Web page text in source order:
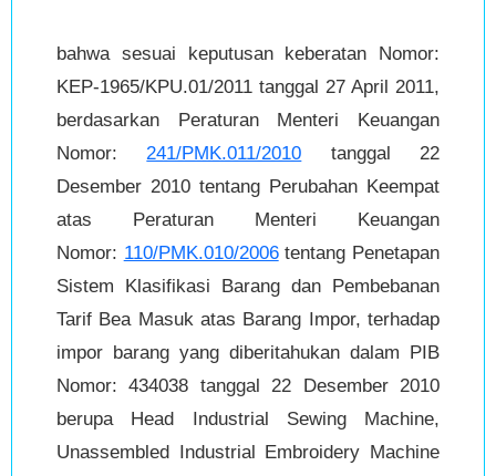
bahwa sesuai keputusan keberatan Nomor:
KEP-1965/KPU.01/2011 tanggal 27 April 2011,
berdasarkan Peraturan Menteri Keuangan
Nomor:241/PMK.011/2010 tanggal 22
Desember 2010 tentang Perubahan Keempat
atas Peraturan Menteri Keuangan
Nomor: 110/PMK.010/2006tentang Penetapan
Sistem Klasifikasi Barang dan Pembebanan
Tarif Bea Masuk atas Barang Impor, terhadap
impor barang yang diberitahukan dalam PIB
Nomor: 434038 tanggal 22 Desember 2010
berupa Head Industrial Sewing Machine,
Unassembled Industrial Embroidery Machine